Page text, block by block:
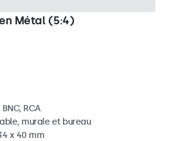
Métal (5:4)
RCA
murale et bureau
x 40 mm